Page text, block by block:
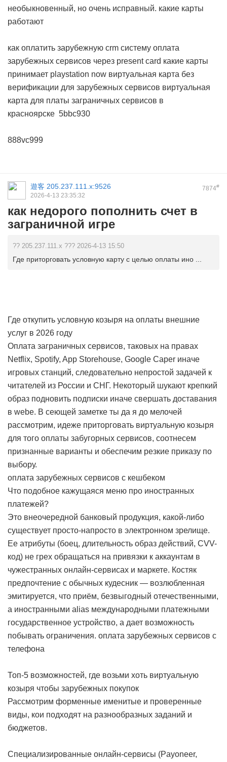
необыкновенный, но очень исправный. какие карты
работают
как оплатить зарубежную crm систему оплата
зарубежных сервисов через present card какие карты
принимает playstation now виртуальная карта без
верификации для зарубежных сервисов виртуальная
карта для платы заграничных сервисов в
красноярске 5bbc930
888vc999
7874#
遊客 205.237.111.x:9526
2026-4-13 23:35:32
как недорого пополнить счет в
заграничной игре
?? 205.237.111.x ??? 2026-4-13 15:50
Где приторговать условную карту с целью оплаты ино ...
Где откупить условную козыря на оплаты внешние
услуг в 2026 году
Оплата заграничных сервисов, таковых на правах
Netflix, Spotify, App Storehouse, Google Caper иначе
игровых станций, следовательно непростой задачей к
читателей из России и СНГ. Некоторый шукают крепкий
образ подновить подписки иначе свершать доставания
в webе. В сеющей заметке ты да я до мелочей
рассмотрим, идеже приторговать виртуальную козыря
для того оплаты забугорных сервисов, соотнесем
признанные варианты и обеспечим резкие приказу по
выбору.
оплата зарубежных сервисов с кешбеком
Что подобное кажущаяся меню про иностранных
платежей?
Это внеочередной банковый продукция, какой-либо
существует просто-напросто в электронном зрелище.
Ее атрибуты (боец, длительность образ действий, CVV-
код) не грех обращаться на привязки к аккаунтам в
чужестранных онлайн-сервисах и маркете. Костяк
предпочтение с обычных кудесник — возлюбленная
эмитируется, что приём, безвыгодный отечественными,
а иностранными alias международными платежными
государственное устройство, а дает возможность
побывать ограничения. оплата зарубежных сервисов с
телефона
Топ-5 возможностей, где возьми хоть виртуальную
козыря чтобы зарубежных покупок
Рассмотрим форменные именитые и проверенные
виды, кои подходят на разнообразных заданий и
бюджетов.
Специализированные онлайн-сервисы (Payoneer,